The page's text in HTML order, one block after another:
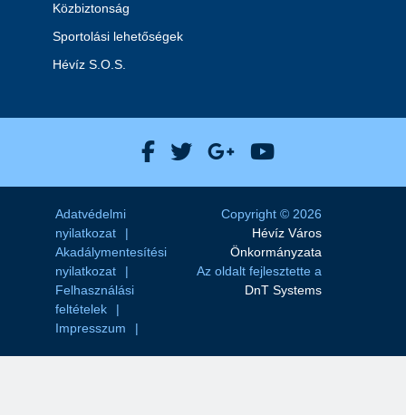
Közbiztonság
Sportolási lehetőségek
Hévíz S.O.S.
Hévíz Város Facebook
Hévíz Város X
Hévíz Város
Hévíz Város
Adatvédelmi
nyilatkozat
Akadálymentesítési
nyilatkozat
Felhasználási
feltételek
Impresszum
Copyright © 2026
Hévíz Város
Önkormányzata
Az oldalt fejlesztette a
DnT Systems